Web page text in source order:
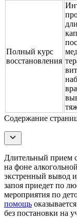
Полный курс
восстановления
Содержание
Длительный прием
на фоне
экстренный вывод
запоя приедет по
мероприятия по
помощь
без постановки на